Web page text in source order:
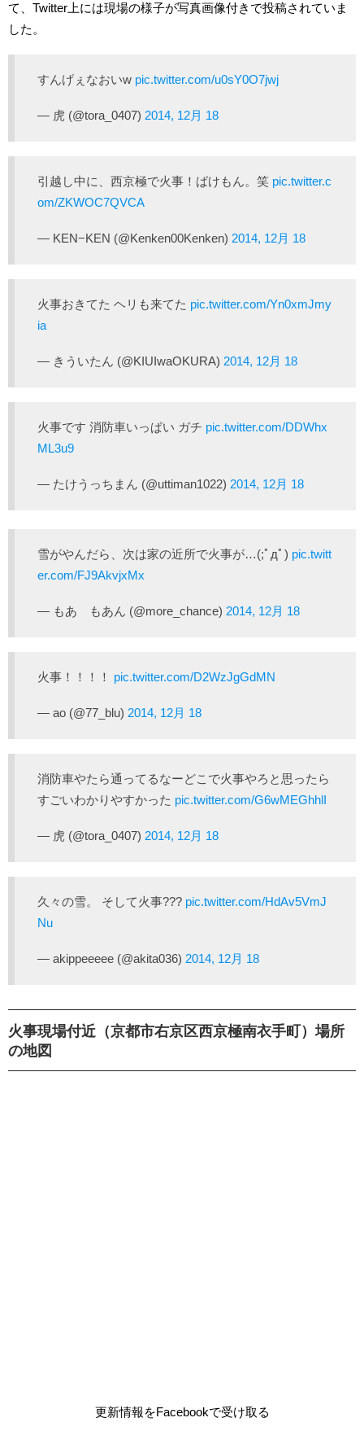
て、Twitter上には現場の様子が写真画像付きで投稿されていま
した。
すんげぇなおいw pic.twitter.com/u0sY0O7jwj
— 虎 (@tora_0407) 2014, 12月 18
引越し中に、西京極で火事！ばけもん。笑 pic.twitter.c
om/ZKWOC7QVCA
— KEN−KEN (@Kenken00Kenken) 2014, 12月 18
火事おきてた ヘリも来てた pic.twitter.com/Yn0xmJmy
ia
— きういたん (@KIUIwaOKURA) 2014, 12月 18
火事です 消防車いっぱい ガチ pic.twitter.com/DDWhx
ML3u9
— たけうっちまん (@uttiman1022) 2014, 12月 18
雪がやんだら、次は家の近所で火事が…(;ﾟдﾟ) pic.twitt
er.com/FJ9AkvjxMx
— もあ もあん (@more_chance) 2014, 12月 18
火事！！！！ pic.twitter.com/D2WzJgGdMN
— ao (@77_blu) 2014, 12月 18
消防車やたら通ってるなーどこで火事やろと思ったら
すごいわかりやすかった pic.twitter.com/G6wMEGhhlI
— 虎 (@tora_0407) 2014, 12月 18
久々の雪。 そして火事??? pic.twitter.com/HdAv5VmJ
Nu
— akippeeeee (@akita036) 2014, 12月 18
火事現場付近（京都市右京区西京極南衣手町）場所
の地図
更新情報をFacebookで受け取る